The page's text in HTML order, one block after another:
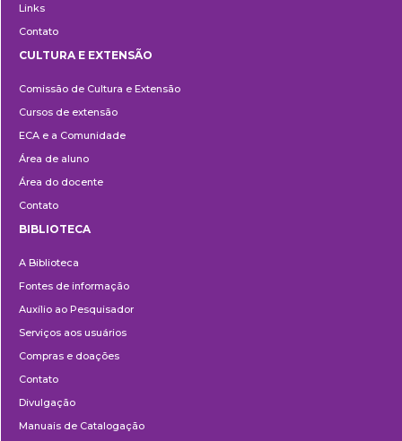
Links
Contato
e
Extensão
CULTURA E EXTENSÃO
Comissão de Cultura e Extensão
Cursos de extensão
ECA e a Comunidade
Área de aluno
Área do docente
Contato
BIBLIOTECA
A Biblioteca
Fontes de informação
Auxílio ao Pesquisador
Serviços aos usuários
Compras e doações
Contato
Divulgação
Manuais de Catalogação